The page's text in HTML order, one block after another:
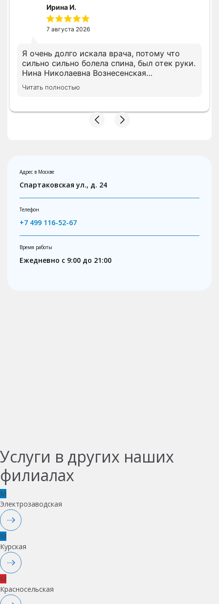
Ирина И.
7 августа 2026
Я очень долго искала врача, потому что
сильно сильно болела спина, был отек руки.
Нина Николаевна Вознесенская
профессионал своего дела и очень
грамотный доктор. Сразу доктор назначила
после окончания лечения
Читать полностью
Адрес в Москве
Спартаковская ул., д. 24
Телефон
+7 499 116-52-67
Время работы
Ежедневно с 9:00 до 21:00
Услуги в других наших
филиалах
M
Электрозаводская
M
Курская
M
Красносельская